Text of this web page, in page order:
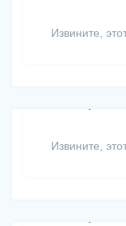
Извините,
Извините,